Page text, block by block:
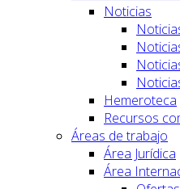
Noticias
Hemeroteca
Recursos
Áreas de trabajo
Área Jurídica
Área